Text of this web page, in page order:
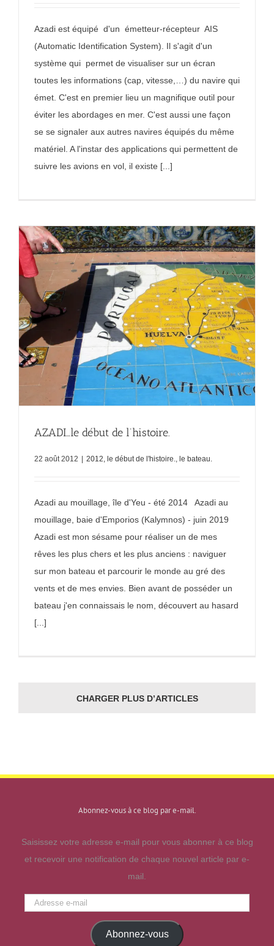
Azadi est équipé d'un émetteur-récepteur AIS
(Automatic Identification System). Il s'agit d'un
système qui permet de visualiser sur un écran
toutes les informations (cap, vitesse,…) du navire qui
émet. C'est en premier lieu un magnifique outil pour
éviter les abordages en mer. C'est aussi une façon
se se signaler aux autres navires équipés du même
matériel. A l'instar des applications qui permettent de
suivre les avions en vol, il existe [...]
AZADI…le début de l’histoire.
22 août 2012 2012, le début de l'histoire., le bateau.
Azadi au mouillage, île d'Yeu - été 2014 Azadi au
mouillage, baie d'Emporios (Kalymnos) - juin 2019
Azadi est mon sésame pour réaliser un de mes
rêves les plus chers et les plus anciens : naviguer
sur mon bateau et parcourir le monde au gré des
vents et de mes envies. Bien avant de posséder un
bateau j'en connaissais le nom, découvert au hasard
[...]
CHARGER PLUS D’ARTICLES
Abonnez-vous à ce blog par e-mail.
Saisissez votre adresse e-mail pour vous abonner à ce blog
et recevoir une notification de chaque nouvel article par e-
mail.
Adresse
Abonnez-vous